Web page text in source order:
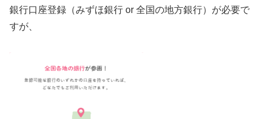
銀行口座登録（みずほ銀行 or 全国の地方銀行）が必要で
すが、